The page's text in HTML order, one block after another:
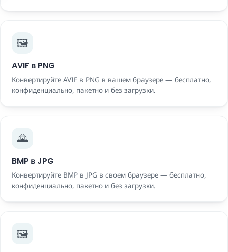
🖼️
AVIF в PNG
Конвертируйте AVIF в PNG в вашем браузере — бесплатно,
конфиденциально, пакетно и без загрузки.
🌄
BMP в JPG
Конвертируйте BMP в JPG в своем браузере — бесплатно,
конфиденциально, пакетно и без загрузки.
🖼️